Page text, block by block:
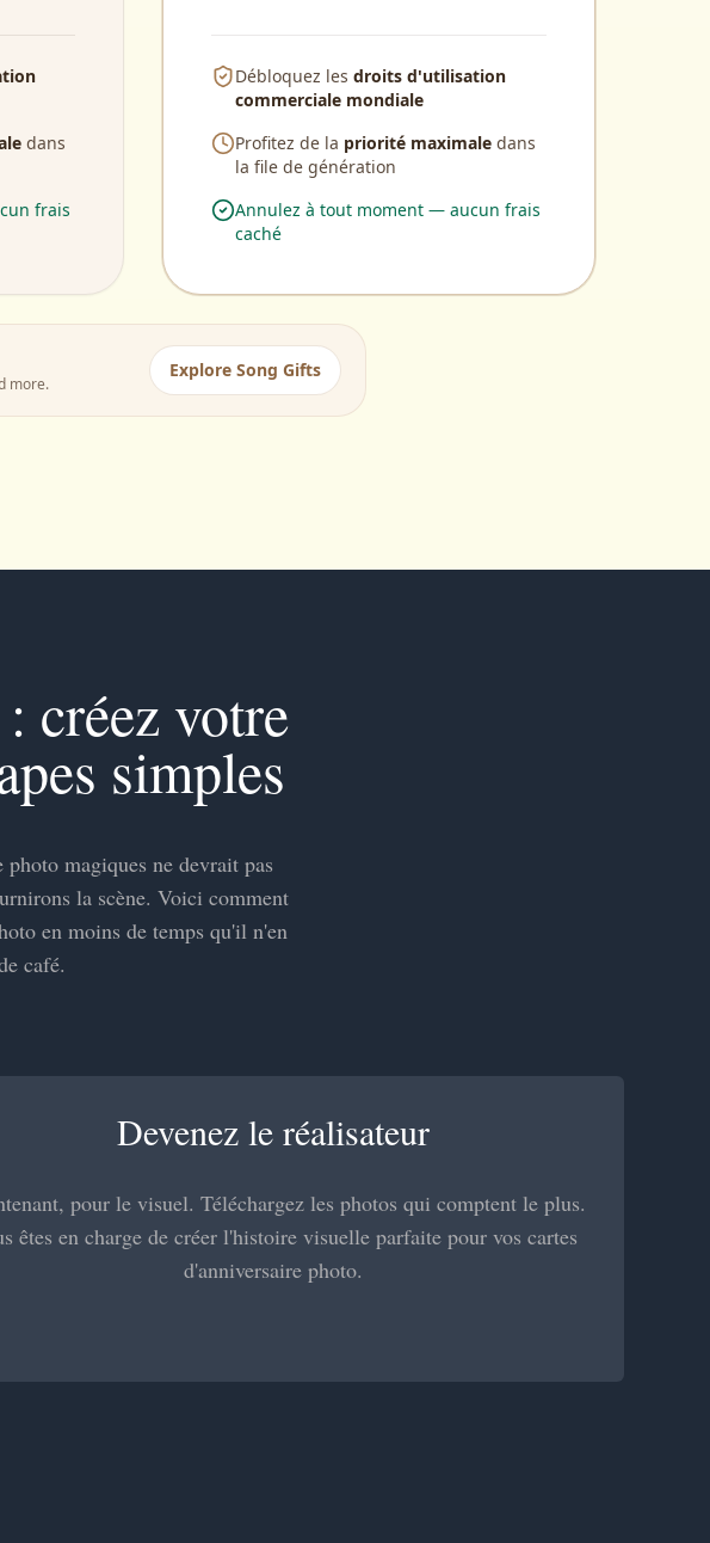
dans
frais
Débloquez lesdroits d'utilisation
commerciale mondiale
Profitez de la priorité maximale dans
la file de génération
Annulez à tout moment — aucun frais
caché
more.
Explore Song Gifts
créez votre
simples
magiques ne devrait pas
la scène. Voici comment
en moins de temps qu'il n'en
café.
Devenez le réalisateur
pour le visuel. Téléchargez les photos qui comptent le plus.
êtes en charge de créer l'histoire visuelle parfaite pour vos cartes
d'anniversaire photo.